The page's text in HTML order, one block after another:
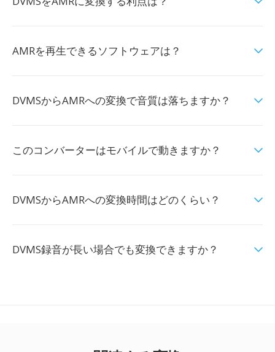
AMRを再生できるソフトウェアは？
DVMSからAMRへの変換で音質は落ちますか？
このコンバーターはモバイルで動きますか？
DVMSからAMRへの変換時間はどのくらい？
DVMS録音が長い場合でも変換できますか？